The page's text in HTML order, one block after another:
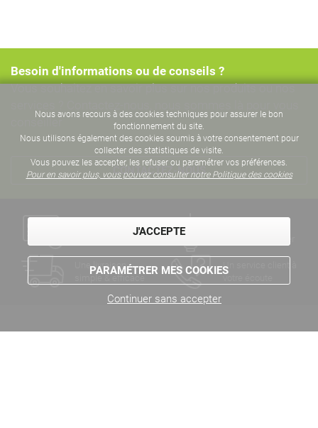
Besoin d'informations ou de conseils ?
Vous souhaitez en savoir plus sur nos produits ou nos
CONTACTEZ-NOUS
Une livraison
simple & efficace
Un service client à
votre écoute
Nous avons recours à des cookies techniques pour assurer le bon
fonctionnement du site.
Nous utilisons également des cookies soumis à votre consentement pour
collecter des statistiques de visite.
Vous pouvez les accepter, les refuser ou paramétrer vos préférences.
Pour en savoir plus, vous pouvez consulter notre Politique des cookies
J'ACCEPTE
PARAMÉTRER MES COOKIES
Continuer sans accepter